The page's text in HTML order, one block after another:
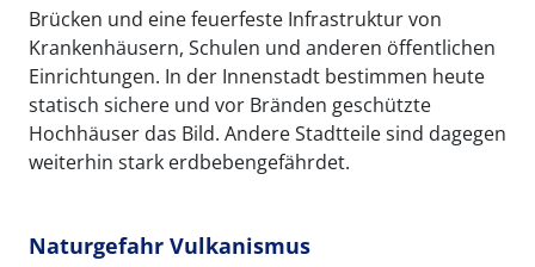
Brücken und eine feuerfeste Infrastruktur von
Krankenhäusern, Schulen und anderen öffentlichen
Einrichtungen. In der Innenstadt bestimmen heute
statisch sichere und vor Bränden geschützte
Hochhäuser das Bild. Andere Stadtteile sind dagegen
weiterhin stark erdbebengefährdet.
Naturgefahr Vulkanismus